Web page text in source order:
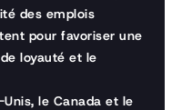
des emplois
pour favoriser une
loyauté et le
le Canada et le